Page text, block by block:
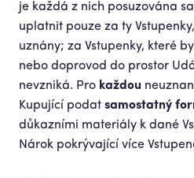
je každá z nich posuzována
uplatnit pouze za ty
uznány; za Vstupenky, které
nebo doprovod do prostor
nevzniká. Pro každou
Kupující podat samostatný
důkazními materiály k dané
Nárok pokrývající více